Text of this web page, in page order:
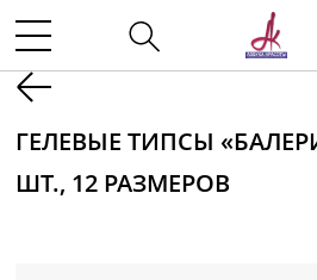
Инструменты
ГЕЛЕВЫЕ ТИПСЫ
ШТ., 12 РАЗМЕРОВ